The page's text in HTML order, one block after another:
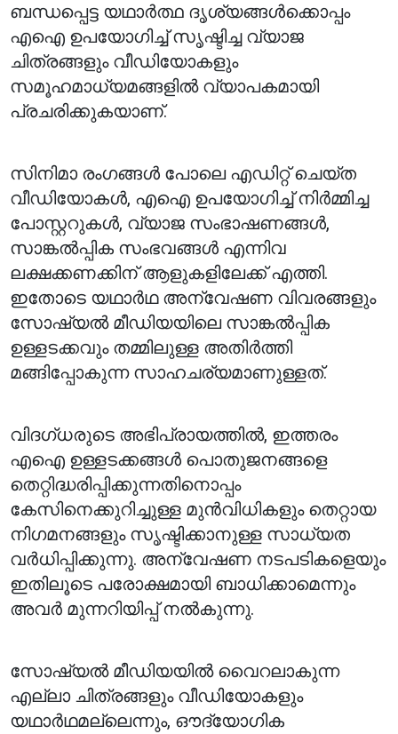
ബന്ധപ്പെട്ട യഥാർത്ഥ ദൃശ്യങ്ങൾക്കൊപ്പം
എഐ ഉപയോഗിച്ച് സൃഷ്ടിച്ച വ്യാജ
ചിത്രങ്ങളും വീഡിയോകളും
സമൂഹമാധ്യമങ്ങളിൽ വ്യാപകമായി
പ്രചരിക്കുകയാണ്.
സിനിമാ രംഗങ്ങൾ പോലെ എഡിറ്റ് ചെയ്ത
വീഡിയോകൾ, എഐ ഉപയോഗിച്ച് നിർമ്മിച്ച
പോസ്റ്ററുകൾ, വ്യാജ സംഭാഷണങ്ങൾ,
സാങ്കൽപ്പിക സംഭവങ്ങൾ എന്നിവ
ലക്ഷക്കണക്കിന് ആളുകളിലേക്ക് എത്തി.
ഇതോടെ യഥാർഥ അന്വേഷണ വിവരങ്ങളും
സോഷ്യൽ മീഡിയയിലെ സാങ്കൽപ്പിക
ഉള്ളടക്കവും തമ്മിലുള്ള അതിർത്തി
മങ്ങിപ്പോകുന്ന സാഹചര്യമാണുള്ളത്.
വിദഗ്ധരുടെ അഭിപ്രായത്തിൽ, ഇത്തരം
എഐ ഉള്ളടക്കങ്ങൾ പൊതുജനങ്ങളെ
തെറ്റിദ്ധരിപ്പിക്കുന്നതിനൊപ്പം
കേസിനെക്കുറിച്ചുള്ള മുൻവിധികളും തെറ്റായ
നിഗമനങ്ങളും സൃഷ്ടിക്കാനുള്ള സാധ്യത
വർധിപ്പിക്കുന്നു. അന്വേഷണ നടപടികളെയും
ഇതിലൂടെ പരോക്ഷമായി ബാധിക്കാമെന്നും
അവർ മുന്നറിയിപ്പ് നൽകുന്നു.
സോഷ്യൽ മീഡിയയിൽ വൈറലാകുന്ന
എല്ലാ ചിത്രങ്ങളും വീഡിയോകളും
യഥാർഥമല്ലെന്നും, ഔദ്യോഗിക